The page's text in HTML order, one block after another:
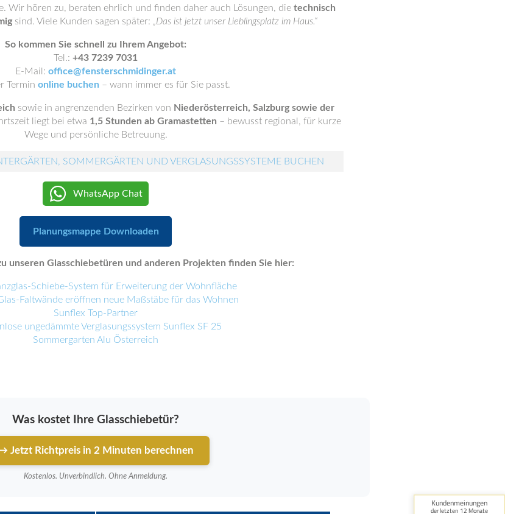
Wir hören zu, beraten ehrlich und finden daher auch Lösungen, die technisch
sind. Viele Kunden sagen später: „Das ist jetzt unser Lieblingsplatz im Haus.“
So kommen Sie schnell zu Ihrem Angebot:
Tel.: +43 7239 7031
E-Mail: office@fensterschmidinger.at
Termin online buchen – wann immer es für Sie passt.
sowie in angrenzenden Bezirken von Niederösterreich, Salzburg sowie der
liegt bei etwa 1,5 Stunden ab Gramastetten – bewusst regional, für kurze
Wege und persönliche Betreuung.
SOMMERGÄRTEN UND VERGLASUNGSSYSTEME BUCHEN
WhatsApp Chat
Planungsmappe Downloaden
unseren Glasschiebetüren und anderen Projekten finden Sie hier:
Schiebe-System für Erweiterung der Wohnfläche
Faltwände eröffnen neue Maßstäbe für das Wohnen
Sunflex Top-Partner
ungedämmte Verglasungssystem Sunflex SF 25
Sommergarten Alu Österreich
Was kostet Ihre Glasschiebetür?
Jetzt Richtpreis in 2 Minuten berechnen
Kostenlos. Unverbindlich. Ohne Anmeldung.